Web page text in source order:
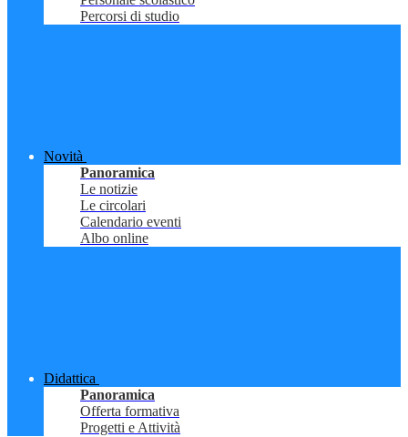
Percorsi di studio
Novità
Panoramica
Le notizie
Le circolari
Calendario eventi
Albo online
Didattica
Panoramica
Offerta formativa
Progetti e Attività